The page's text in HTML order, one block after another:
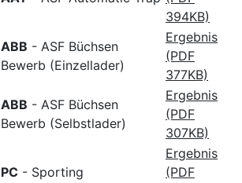
394KB)
ABB - ASF Büchsen
Bewerb (Einzellader)
Ergebnis
(PDF
377KB)
ABB - ASF Büchsen
Bewerb (Selbstlader)
Ergebnis
(PDF
307KB)
PC - Sporting
Ergebnis
(PDF